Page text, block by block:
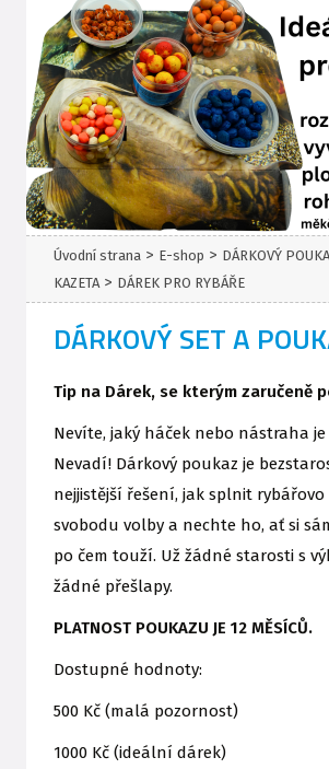
Úvodní strana > E-shop > DÁRKOVÝ
KAZETA> DÁREK PRO RYBÁŘE
DÁRKOVÝ SET A
Tip na Dárek, se kterým zaručeně
Nevíte, jaký háček nebo nástraha
Nevadí! Dárkový poukaz je
nejjistější řešení, jak splnit
svobodu volby a nechte ho, ať si
po čem touží. Už žádné starosti s
žádné přešlapy.
PLATNOST POUKAZU JE 12 MĚSÍCŮ.
Dostupné hodnoty:
500 Kč (malá pozornost)
1000 Kč (ideální dárek)